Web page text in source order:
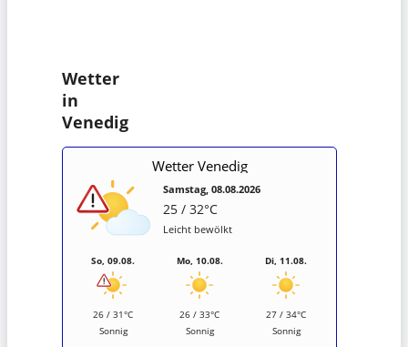
Wetter
in
Venedig
Wetter Venedig
Samstag, 08.08.2026
25 / 32°C
Leicht bewölkt
So, 09.08.
26 / 31°C
Sonnig
Mo, 10.08.
26 / 33°C
Sonnig
Di, 11.08.
27 / 34°C
Sonnig